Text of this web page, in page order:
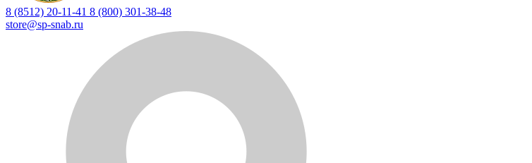
8 (8512) 20-11-41 8 (800) 301-38-48
store@sp-snab.ru